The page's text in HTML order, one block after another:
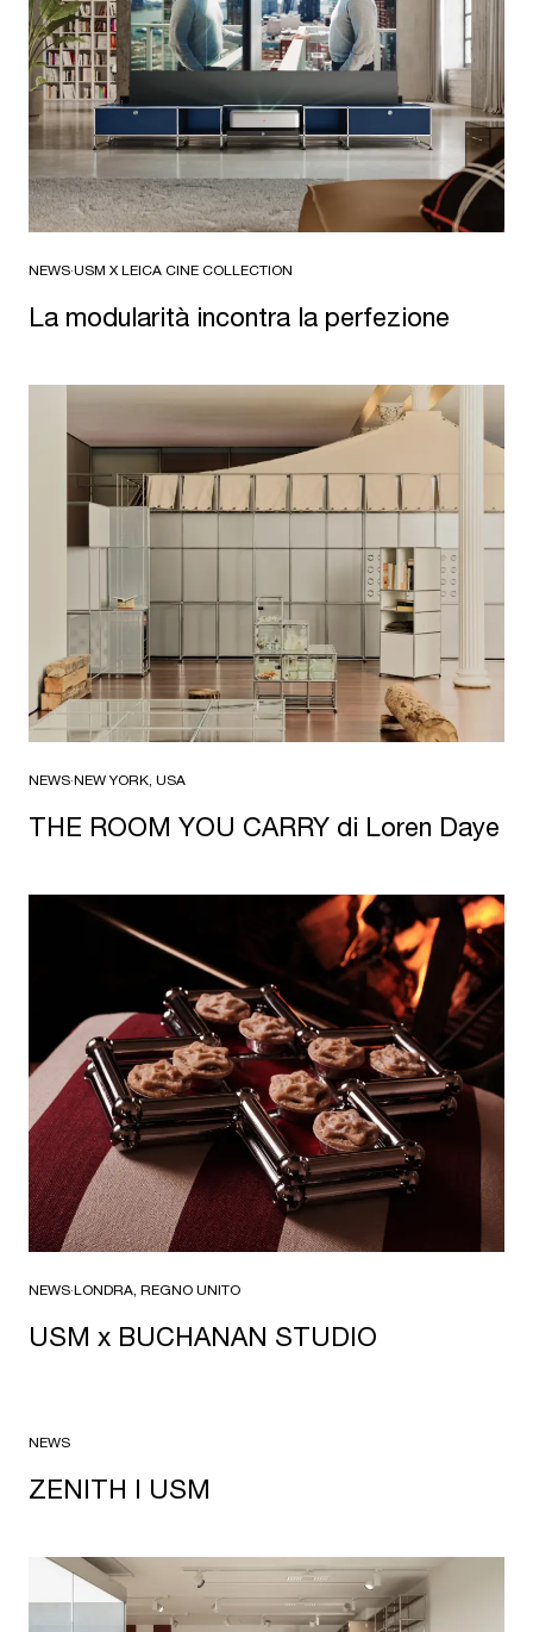
NEWS·USM X LEICA CINE COLLECTION
La modularità incontra la perfezione
NEWS·NEW YORK, USA
THE ROOM YOU CARRY di Loren Daye
NEWS·LONDRA, REGNO UNITO
USM x BUCHANAN STUDIO
NEWS
ZENITH I USM